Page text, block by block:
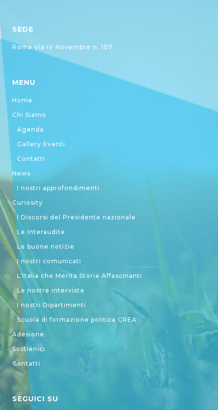
SEDE
Roma Via IV Novembre n. 107
MENU
Home
Chi Siamo
Agenda
Gallery Eventi
Contatti
News
I nostri approfondimenti
Curiosity
I Discorsi del Presidente nazionale
Le Interaudite
Le buone notizie
I nostri comunicati
L’Italia che Merita Storie Affascinanti
Le nostre interviste
I nostri Dipartimenti
Scuola di formazione politica CREA
Adesione
Sostienici
Contatti
SEGUICI SU